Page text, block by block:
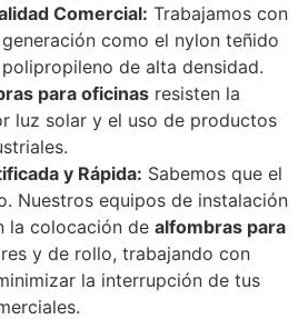
Comercial: Trabajamos con
como el nylon teñido
de alta densidad.
para oficinas resisten la
luz solar y el uso de productos
y Rápida: Sabemos que el
Nuestros equipos de instalación
la colocación de alfombras para
y de rollo, trabajando con
la interrupción de tus